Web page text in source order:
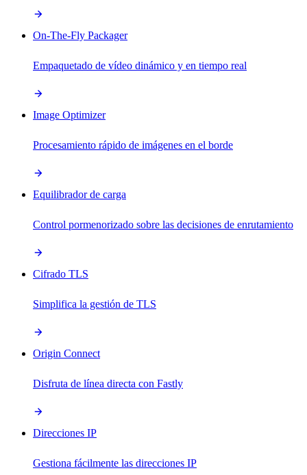
On-The-Fly Packager
Empaquetado de vídeo dinámico y en tiempo real
Image Optimizer
Procesamiento rápido de imágenes en el borde
Equilibrador de carga
Control pormenorizado sobre las decisiones de enrutamiento
Cifrado TLS
Simplifica la gestión de TLS
Origin Connect
Disfruta de línea directa con Fastly
Direcciones IP
Gestiona fácilmente las direcciones IP